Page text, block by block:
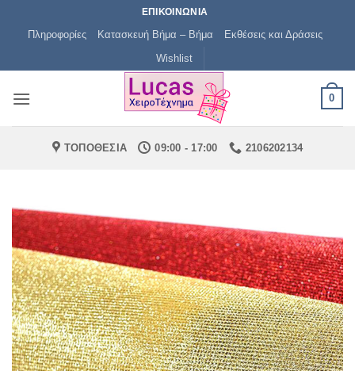
ΕΠΙΚΟΙΝΩΝΙΑ
Πληροφορίες Κατασκευή Βήμα – Βήμα
Εκθέσεις και Δράσεις
Wishlist
0
ΤΟΠΟΘΕΣΙΑ 09:00 - 17:00 2106202134